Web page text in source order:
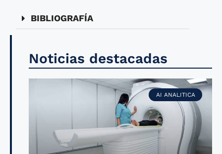
BIBLIOGRAFÍA
Noticias destacadas
AI ANALITICA